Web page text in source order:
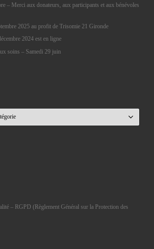
– Merci aux donateurs, aux participants et aux bénévoles
2025 au profit de Trisomie 21 Gironde
2024 est en ligne
soins – Samedi 29 juin
– RGPD (Règlement Général sur la Protection des